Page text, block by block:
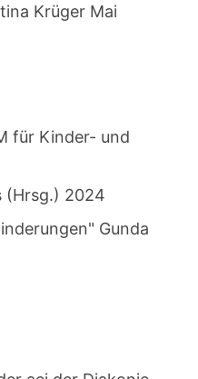
Krüger Mai
für Kinder- und
(Hrsg.) 2024
Gunda